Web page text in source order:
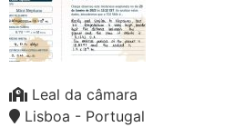
Leal da câmara
Lisboa - Portugal